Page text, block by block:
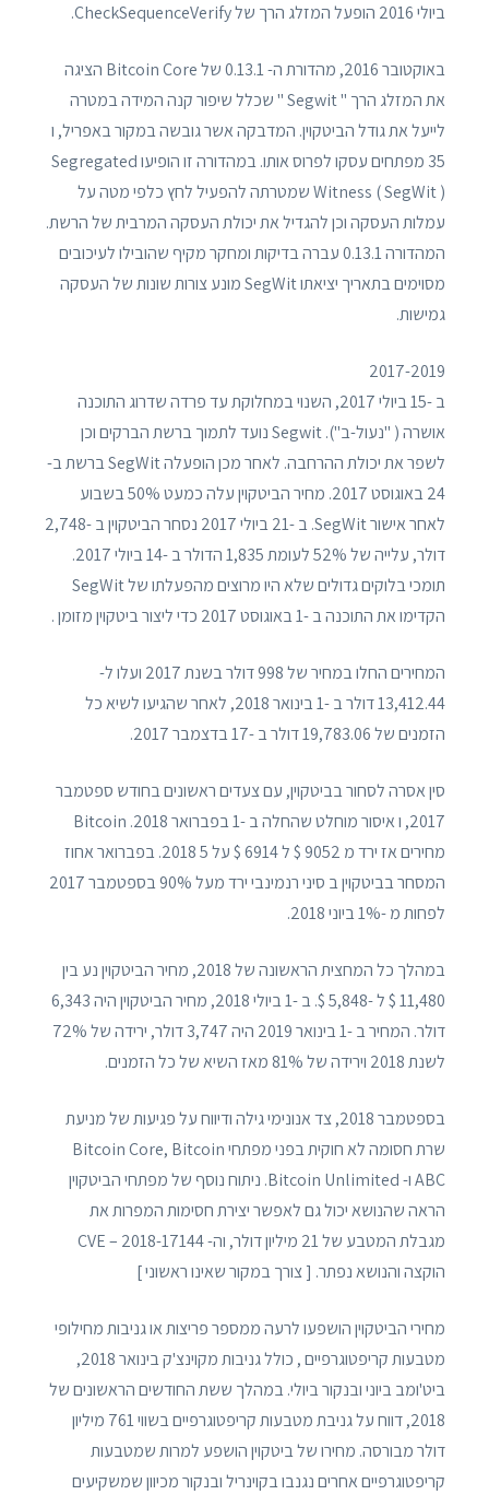
ביולי 2016 הופעל המזלג הרך של CheckSequenceVerify.
באוקטובר 2016, מהדורת ה- 0.13.1 של Bitcoin Core הציגה
את המזלג הרך " Segwit " שכלל שיפור קנה המידה במטרה
לייעל את גודל הביטקוין. המדבקה אשר גובשה במקור באפריל, ו
35 מפתחים עסקו לפרוס אותו. במהדורה זו הופיעו Segregated
Witness ( SegWit ) שמטרתה להפעיל לחץ כלפי מטה על
עמלות העסקה וכן להגדיל את יכולת העסקה המרבית של הרשת.
המהדורה 0.13.1 עברה בדיקות ומחקר מקיף שהובילו לעיכובים
מסוימים בתאריך יציאתו SegWit מונע צורות שונות של העסקה
גמישות.
2017-2019
ב -15 ביולי 2017, השנוי במחלוקת עד פרדה שדרוג התוכנה
אושרה ( "נעול-ב"). Segwit נועד לתמוך ברשת הברקים וכן
לשפר את יכולת ההרחבה. לאחר מכן הופעלה SegWit ברשת ב-
24 באוגוסט 2017. מחיר הביטקוין עלה כמעט 50% בשבוע
לאחר אישור SegWit. ב -21 ביולי 2017 נסחר הביטקוין ב -2,748
דולר, עלייה של 52% לעומת 1,835 הדולר ב -14 ביולי 2017.
תומכי בלוקים גדולים שלא היו מרוצים מהפעלתו של SegWit
הקדימו את התוכנה ב -1 באוגוסט 2017 כדי ליצור ביטקוין מזומן .
המחירים החלו במחיר של 998 דולר בשנת 2017 ועלו ל-
13,412.44 דולר ב -1 בינואר 2018, לאחר שהגיעו לשיא כל
הזמנים של 19,783.06 דולר ב -17 בדצמבר 2017.
סין אסרה לסחור בביטקוין, עם צעדים ראשונים בחודש ספטמבר
2017, ו איסור מוחלט שהחלה ב -1 בפברואר 2018. Bitcoin
מחירים אז ירד מ 9052 $ ל 6914 $ על 5 2018. בפברואר אחוז
המסחר בביטקוין ב סיני רנמינבי ירד מעל 90% בספטמבר 2017
לפחות מ -1% ביוני 2018.
במהלך כל המחצית הראשונה של 2018, מחיר הביטקוין נע בין
11,480 $ ל -5,848 $. ב -1 ביולי 2018, מחיר הביטקוין היה 6,343
דולר. המחיר ב -1 בינואר 2019 היה 3,747 דולר, ירידה של 72%
לשנת 2018 וירידה של 81% מאז השיא של כל הזמנים.
בספטמבר 2018, צד אנונימי גילה ודיווח על פגיעות של מניעת
שרת חסומה לא חוקית בפני מפתחי Bitcoin Core, Bitcoin
ABC ו- Bitcoin Unlimited. ניתוח נוסף של מפתחי הביטקוין
הראה שהנושא יכול גם לאפשר יצירת חסימות המפרות את
מגבלת המטבע של 21 מיליון דולר, וה- CVE – 2018-17144
הוקצה והנושא נפתר. [ צורך במקור שאינו ראשוני ]
מחירי הביטקוין הושפעו לרעה ממספר פריצות או גניבות מחילופי
מטבעות קריפטוגרפיים , כולל גניבות מקוינצ'ק בינואר 2018,
ביט'ומב ביוני ובנקור ביולי. במהלך ששת החודשים הראשונים של
2018, דווח על גניבת מטבעות קריפטוגרפיים בשווי 761 מיליון
דולר מבורסה. מחירו של ביטקוין הושפע למרות שמטבעות
קריפטוגרפיים אחרים נגנבו בקוינריל ובנקור מכיוון שמשקיעים